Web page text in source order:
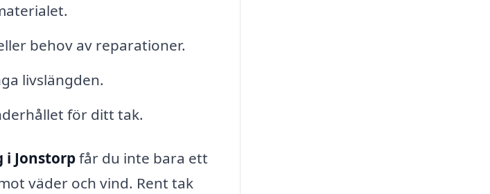
behov av reparationer.
livslängden.
för ditt tak.
Jonstorpfår du inte bara ett
väder och vind. Rent tak